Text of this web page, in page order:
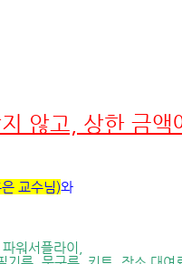
않고, 상한 금액
교수님)와
파워서플라이